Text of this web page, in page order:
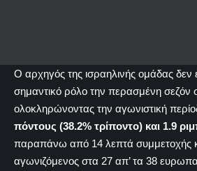
Ο αρχηγός της ισραηλινής ομάδας δεν
σημαντικό ρόλο την περασμένη σεζόν
ολοκληρώνοντας την αγωνιστική
πόντους (38.2% τρίποντο) και 1.9
παραπάνω από 14 λεπτά συμμετοχής
αγωνιζόμενος στα 27 απ’ τα 38